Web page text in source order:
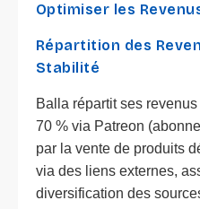
Optimiser les
Répartition des
Stabilité
Balla répartit ses
70 % via Patreon
par la vente de produits
via des liens externes,
diversification des